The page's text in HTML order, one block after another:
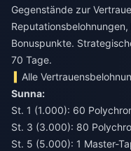
Gegenstände zur
Bonuspunkte.
70 Tage.
Alle
Sunna:
St. 1 (1.000): 60
St. 3 (3.000): 80
St. 5 (5.000): 1 Master-